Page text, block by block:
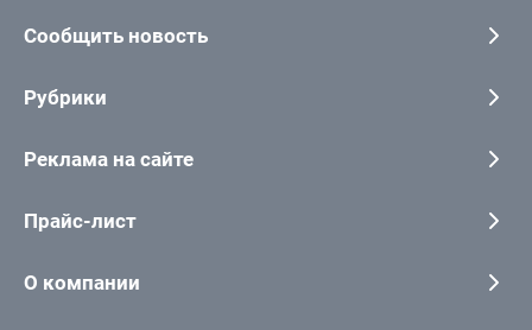
Сообщить новость
Рубрики
Реклама на сайте
Прайс-лист
О компании